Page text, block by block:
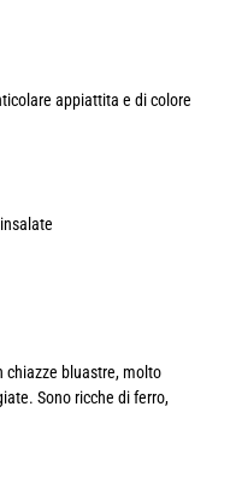
appiattita e di colore
chiazze bluastre, molto
Sono ricche di ferro,